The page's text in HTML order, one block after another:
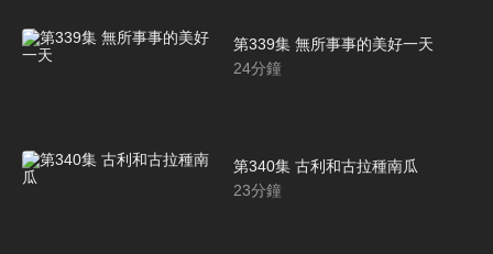
第339集 無所事事的美好一天
24分鐘
第340集 古利和古拉種南瓜
23分鐘